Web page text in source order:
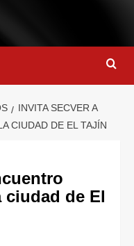
INVITA SECVER A
CIUDAD DE EL TAJÍN
ciudad de El